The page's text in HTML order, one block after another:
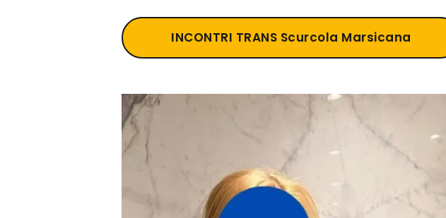
INCONTRI TRANS Scurcola Marsicana